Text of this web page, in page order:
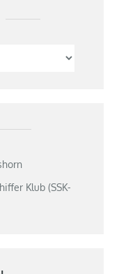
Logbuch
Klub (SSK-